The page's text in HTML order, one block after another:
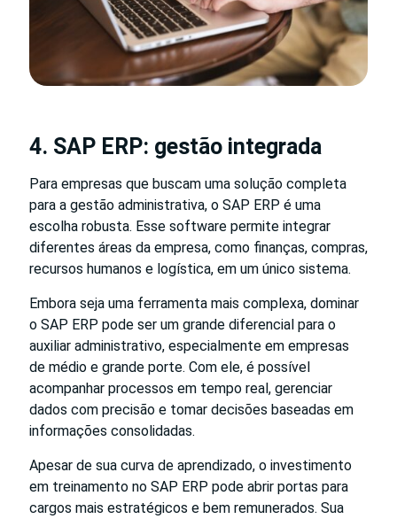
4. SAP ERP: gestão integrada
Para empresas que buscam uma solução completa
para a gestão administrativa, o SAP ERP é uma
escolha robusta. Esse software permite integrar
diferentes áreas da empresa, como finanças, compras,
recursos humanos e logística, em um único sistema.
Embora seja uma ferramenta mais complexa, dominar
o SAP ERP pode ser um grande diferencial para o
auxiliar administrativo, especialmente em empresas
de médio e grande porte. Com ele, é possível
acompanhar processos em tempo real, gerenciar
dados com precisão e tomar decisões baseadas em
informações consolidadas.
Apesar de sua curva de aprendizado, o investimento
em treinamento no SAP ERP pode abrir portas para
cargos mais estratégicos e bem remunerados. Sua